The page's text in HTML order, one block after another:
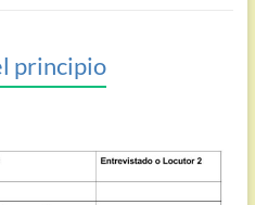
principio